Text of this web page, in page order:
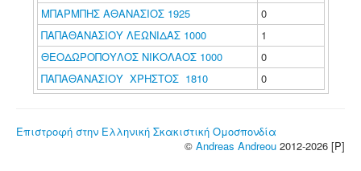
ΜΠΑΡΜΠΗΣ ΑΘΑΝΑΣΙΟΣ 1925
0
ΠΑΠΑΘΑΝΑΣΙΟΥ ΛΕΩΝΙΔΑΣ 1000
1
ΘΕΟΔΩΡΟΠΟΥΛΟΣ ΝΙΚΟΛΑΟΣ 1000
0
ΠΑΠΑΘΑΝΑΣΙΟΥ ΧΡΗΣΤΟΣ 1810
0
Επιστροφή στην Ελληνική Σκακιστική Ομοσπονδία
© Andreas Andreou 2012-2026 [P]